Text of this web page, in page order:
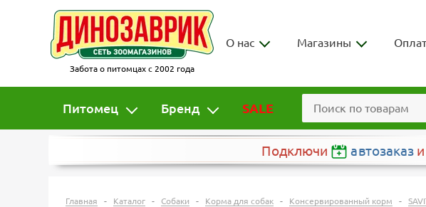
Забота о питомцах с 2002 года
О нас Магазины
Питомец Бренд SALE
Подключи автозаказ
Главная - Каталог - Собаки - Корма для собак - Консервированный корм -